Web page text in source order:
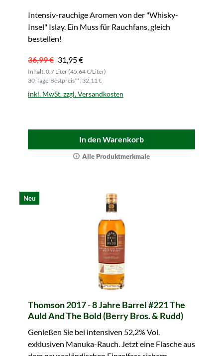
Intensiv-rauchige Aromen von der "Whisky-
Insel" Islay. Ein Muss für Rauchfans, gleich
bestellen!
36,99 € 31,95 €
Inhalt: 0.7 Liter (45,64 €/Liter)
30-Tage-Bestpreis**: 32,11 €
inkl. MwSt. zzgl. Versandkosten
In den Warenkorb
Alle Produktmerkmale
Neu
Thomson 2017 - 8 Jahre Barrel #221 The
Auld And The Bold (Berry Bros. & Rudd)
Genießen Sie bei intensiven 52,2% Vol.
exklusiven Manuka-Rauch. Jetzt eine Flasche aus